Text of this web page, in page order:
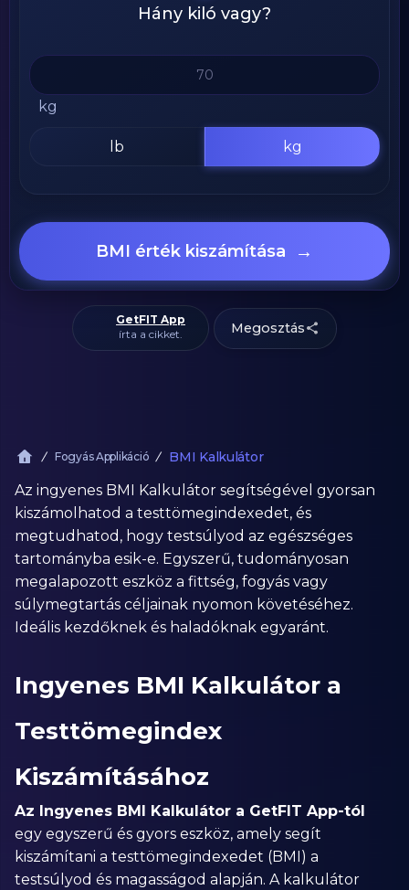
Hány kiló vagy?
kg
lb kg
BMI érték kiszámítása →
GetFIT App
írta a cikket.
Megosztás
Fogyás Applikáció BMI Kalkulátor
Az ingyenes BMI Kalkulátor segítségével gyorsan
kiszámolhatod a testtömegindexedet, és
megtudhatod, hogy testsúlyod az egészséges
tartományba esik-e. Egyszerű, tudományosan
megalapozott eszköz a fittség, fogyás vagy
súlymegtartás céljainak nyomon követéséhez.
Ideális kezdőknek és haladóknak egyaránt.
Ingyenes BMI Kalkulátor a
Testtömegindex
Kiszámításához
Az Ingyenes BMI Kalkulátor a GetFIT App-tól
egy egyszerű és gyors eszköz, amely segít
kiszámítani a testtömegindexedet (BMI) a
testsúlyod és magasságod alapján. A kalkulátor